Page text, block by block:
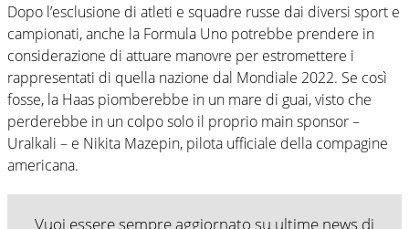
Dopo l’esclusione di atleti e squadre russe dai diversi sport e
campionati, anche la Formula Uno potrebbe prendere in
considerazione di attuare manovre per estromettere i
rappresentati di quella nazione dal Mondiale 2022. Se così
fosse, la Haas piomberebbe in un mare di guai, visto che
perderebbe in un colpo solo il proprio main sponsor –
Uralkali – e Nikita Mazepin, pilota ufficiale della compagine
americana.
Vuoi essere sempre aggiornato su ultime news di